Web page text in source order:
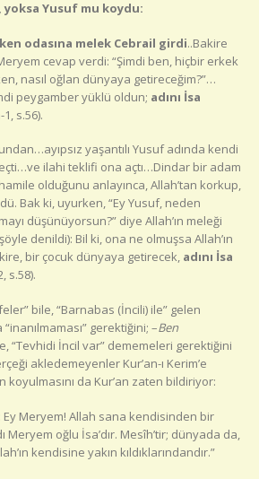
yoksa Yusuf mu koydu:
odasına melek Cebrail girdi..Bakire
cevap verdi: “Şimdi ben, hiçbir erkek
nasıl oğlan dünyaya getireceğim?”…
peygamber yüklü oldun; adını İsa
1, s.56).
yaşantılı Yusuf adında kendi
ilahi teklifi ona açtı…Dindar bir adam
olduğunu anlayınca, Allah’tan korkup,
Bak ki, uyurken, “Ey Yusuf, neden
düşünüyorsun?” diye Allah’ın meleği
denildi): Bil ki, ona ne olmuşsa Allah’ın
bir çocuk dünyaya getirecek, adını İsa
s.58).
bile, “Barnabas (İncili) ile” gelen
gerektiğini; –Ben
“Tevhidi İncil var” dememeleri gerektiğini
akledemeyenler Kur’an-ı Kerim’e
koyulmasını da Kur’an zaten bildiriyor:
Meryem! Allah sana kendisinden bir
Meryem oğlu İsa’dır. Mesîh’tir; dünyada da,
kendisine yakın kıldıklarındandır.”